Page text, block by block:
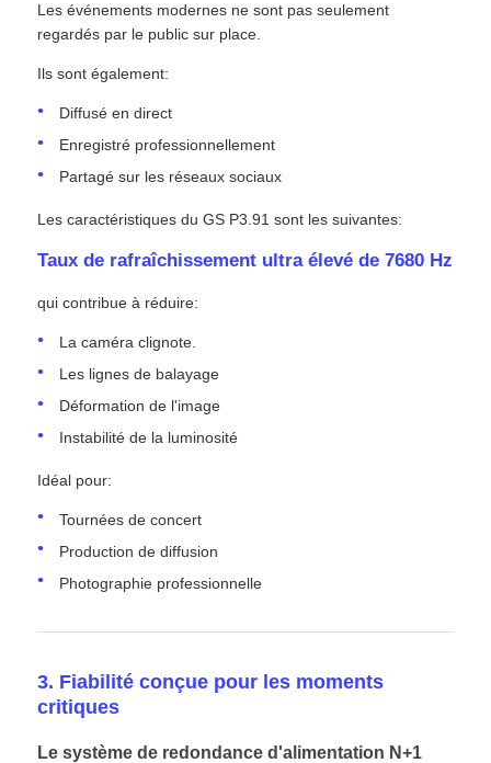
Les événements modernes ne sont pas seulement
regardés par le public sur place.
Ils sont également:
Diffusé en direct
Enregistré professionnellement
Partagé sur les réseaux sociaux
Les caractéristiques du GS P3.91 sont les suivantes:
Taux de rafraîchissement ultra élevé de 7680 Hz
qui contribue à réduire:
La caméra clignote.
Les lignes de balayage
Déformation de l'image
Instabilité de la luminosité
Idéal pour:
Tournées de concert
Production de diffusion
Photographie professionnelle
3. Fiabilité conçue pour les moments
critiques
Le système de redondance d'alimentation N+1